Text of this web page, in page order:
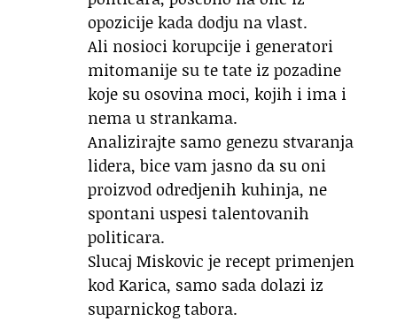
opozicije kada dodju na vlast.
Ali nosioci korupcije i generatori
mitomanije su te tate iz pozadine
koje su osovina moci, kojih i ima i
nema u strankama.
Analizirajte samo genezu stvaranja
lidera, bice vam jasno da su oni
proizvod odredjenih kuhinja, ne
spontani uspesi talentovanih
politicara.
Slucaj Miskovic je recept primenjen
kod Karica, samo sada dolazi iz
suparnickog tabora.